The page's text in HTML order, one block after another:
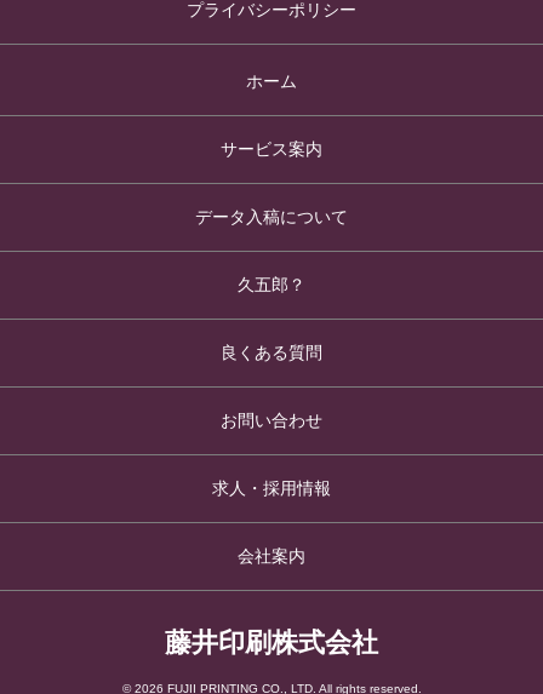
プライバシーポリシー
ホーム
サービス案内
データ入稿について
久五郎？
良くある質問
お問い合わせ
求人・採用情報
会社案内
藤井印刷株式会社
© 2026 FUJII PRINTING CO., LTD. All rights reserved.